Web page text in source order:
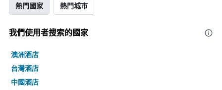
熱門國家 熱門城市
我們使用者搜索的國家
澳洲酒店
台灣酒店
中國酒店